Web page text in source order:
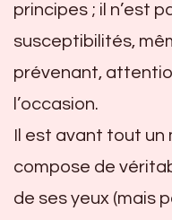
principes ; il n’est
susceptibilités,
prévenant,
l’occasion.
Il est avant tout
compose de
de ses yeux (mais